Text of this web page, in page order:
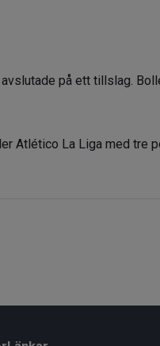
på ett tillslag.
Atlético La Liga med tre